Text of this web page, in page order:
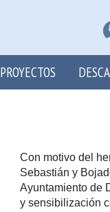
PROYECTOS
Con motivo del
Sebastián y
Ayuntamiento de
y sensibilización